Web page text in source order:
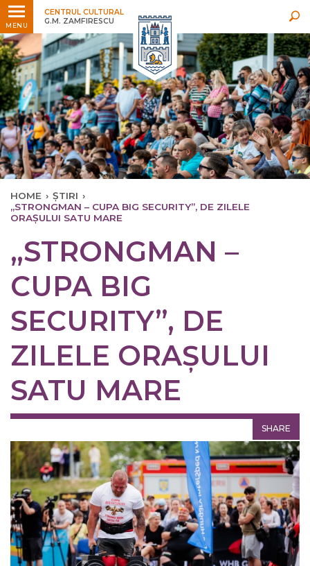
MENU
CENTRUL CULTURAL
G.M. ZAMFIRESCU
Ultimele
HOME › ȘTIRI ›
„STRONGMAN – CUPA BIG SECURITY”, DE ZILELE
ORAȘULUI SATU MARE
„STRONGMAN –
CUPA BIG
SECURITY”, DE
ZILELE ORAȘULUI
SATU MARE
SHARE